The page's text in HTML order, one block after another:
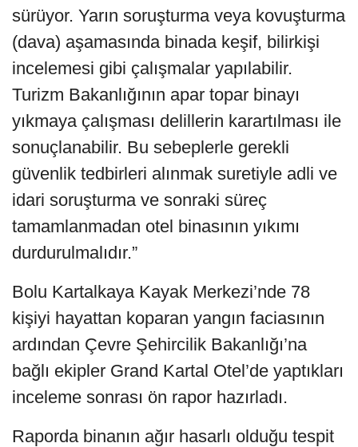
sürüyor. Yarın soruşturma veya kovuşturma
(dava) aşamasında binada keşif, bilirkişi
incelemesi gibi çalışmalar yapılabilir.
Turizm Bakanlığının apar topar binayı
yıkmaya çalışması delillerin karartılması ile
sonuçlanabilir. Bu sebeplerle gerekli
güvenlik tedbirleri alınmak suretiyle adli ve
idari soruşturma ve sonraki süreç
tamamlanmadan otel binasının yıkımı
durdurulmalıdır.”
Bolu Kartalkaya Kayak Merkezi’nde 78
kişiyi hayattan koparan yangın faciasının
ardından Çevre Şehircilik Bakanlığı’na
bağlı ekipler Grand Kartal Otel’de yaptıkları
inceleme sonrası ön rapor hazırladı.
Raporda binanın ağır hasarlı olduğu tespit